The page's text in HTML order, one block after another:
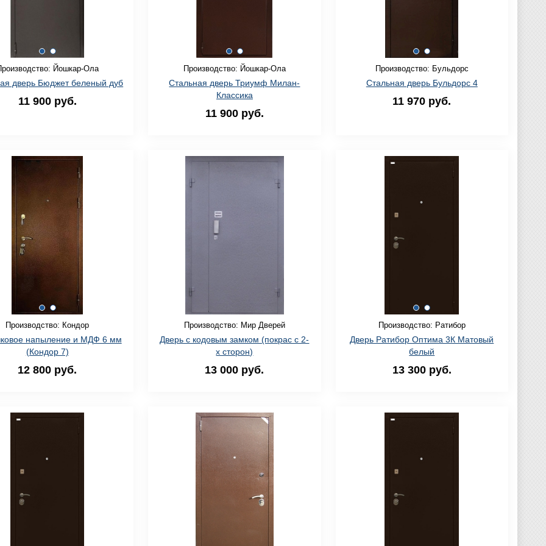
Йошкар-Ола
дверь Бюджет беленый дуб
11 900 руб.
Производство: Йошкар-Ола
Стальная дверь Триумф Милан-
Классика
11 900 руб.
Производство: Бульдорс
Стальная дверь Бульдорс 4
11 970 руб.
Производство: Кондор
напыление и МДФ 6 мм
(Кондор 7)
12 800 руб.
Производство: Мир Дверей
Дверь с кодовым замком (покрас с 2-
х сторон)
13 000 руб.
Производство: Ратибор
Дверь Ратибор Оптима 3К Матовый
белый
13 300 руб.